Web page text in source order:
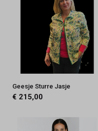
Geesje Sturre Jasje
€ 215,00